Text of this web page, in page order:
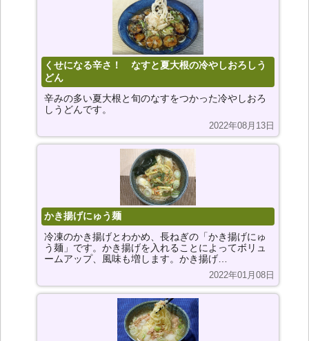
くせになる辛さ！ なすと夏大根の冷やしおろしう
どん
辛みの多い夏大根と旬のなすをつかった冷やしおろ
しうどんです。
2022年08月13日
かき揚げにゅう麺
冷凍のかき揚げとわかめ、長ねぎの「かき揚げにゅ
う麺」です。かき揚げを入れることによってボリュ
ームアップ、風味も増します。かき揚げ…
2022年01月08日